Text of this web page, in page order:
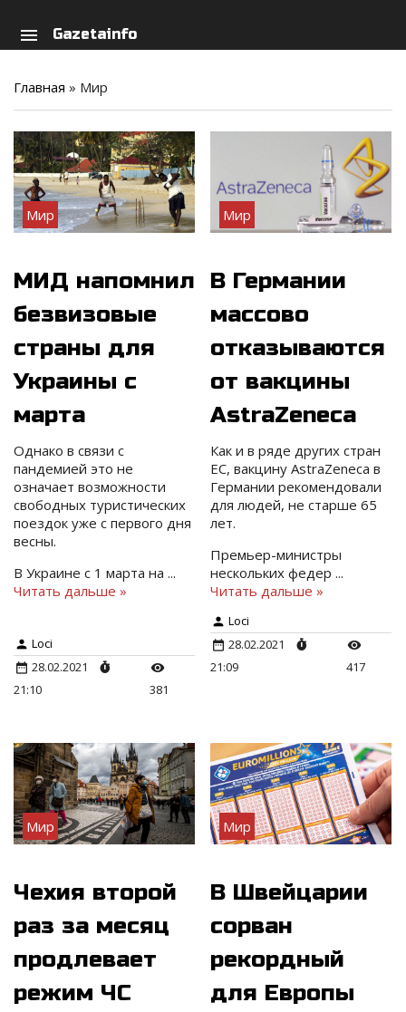
menu Gazetainfo
Главная » Мир
Мир
МИД напомнил
безвизовые
страны для
Украины с
марта
Однако в связи с
пандемией это не
означает возможности
свободных туристических
поездок уже с первого дня
весны.
В Украине с 1 марта на ...
Читать дальше »
Loci
28.02.2021
21:10
381
Мир
В Германии
массово
отказываются
от вакцины
AstraZeneca
Как и в ряде других стран
ЕС, вакцину AstraZeneca в
Германии рекомендовали
для людей, не старше 65
лет.
Премьер-министры
нескольких федер...
Читать дальше »
Loci
28.02.2021
21:09
417
Мир
Чехия второй
раз за месяц
продлевает
режим ЧС
Мир
В Швейцарии
сорван
рекордный
для Европы